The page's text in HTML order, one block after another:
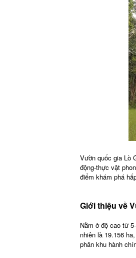
Vườn quốc gia Lò
động-thực vật
điểm khám phá
Giới thiệu về
Nằm ở độ cao từ
nhiên là 19.156
phân khu hành